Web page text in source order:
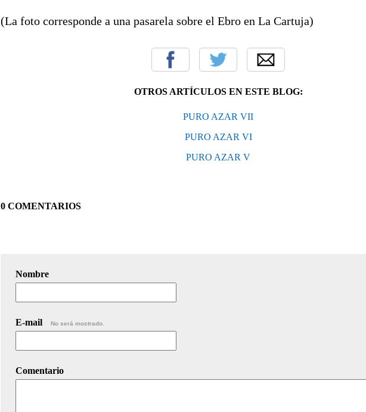
(La foto corresponde a una pasarela sobre el Ebro en La Cartuja)
OTROS ARTÍCULOS EN ESTE BLOG:
PURO AZAR VII
PURO AZAR VI
PURO AZAR V
0 COMENTARIOS
Nombre
E-mail No será mostrado.
Comentario